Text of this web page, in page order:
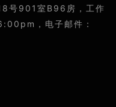
号901室B96房，工作
，电子邮件：